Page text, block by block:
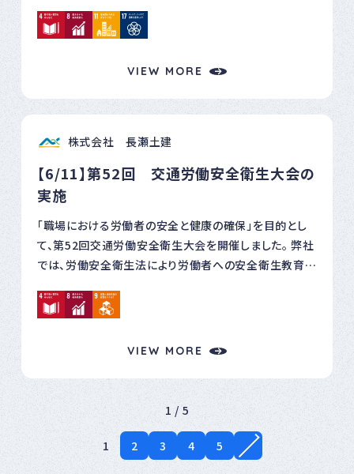
は机上での会社紹介や工事の安全管理体制などを説明
した。現場では測量体験を行ったり、防災工事で使われて
元の森林空間を活用する新たな産業「森林サービス産
E-BIKE＆森林浴を体験していただきました。 また、建設
ＩＣＴ（ドローンと建設機械シミュレーター）を紹介し、実
際に操作体験をしていただきました。 日頃何気なく利用
しているインフラの重要性や工事の安全管理について認
識してだくとともに、最近の建設業の取り組みを見ていた
だき働くことの意義について色々と感じていただけたと
思います。 生徒の皆さんには引き続き地域の魅力や地元
つけていただくことを願っています。
VIEW MORE
株式会社 長瀬土建
【6/11】第52回 交通労働安全衛生大会の
実施
「職場における労働者の安全と健康の確保」を目的とし
て、第52回交通労働安全衛生大会を開催しました。 弊社
では、労働安全衛生法により労働者への安全衛生教育が
会は長年にわたり継続して実施している取り組みの一つ
阜県社会保険協会の健康アドバイザーによる健康づくり
や詐欺等の被害状況のほか、重機による事故防止を目的
とした動画視聴を行い、安全意識と健康意識の向上を図
アセスメント（作業現場に潜む危険性・有害性を把握・評
価し、必要な対策を講じる活動）の取り組みを発表し、現
VIEW MORE
1 / 5
1 2 3 4 5